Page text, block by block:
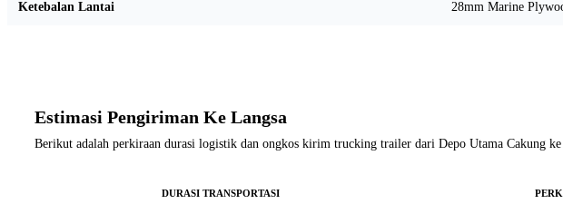
Ketebalan Lantai 28mm Marine
Estimasi Pengiriman Ke Langsa
Berikut adalah perkiraan durasi logistik dan ongkos kirim trucking trailer dari Depo Utama Cakung
DURASI TRANSPORTASI